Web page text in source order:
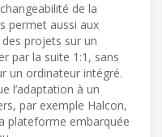
de la
permet aussi aux
projets sur un
par la suite 1:1, sans
un ordinateur intégré.
l’adaptation à un
par exemple Halcon,
plateforme embarquée